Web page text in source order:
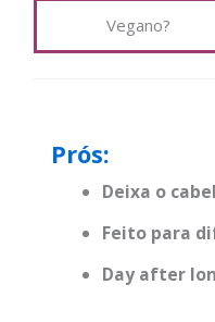
Vegano?
Prós:
Deixa o
Feito para
Day after